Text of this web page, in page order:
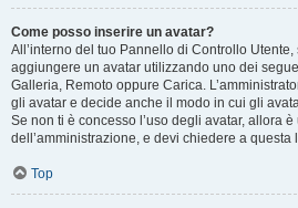
Come posso inserire un avatar?
All’interno del tuo Pannello di Controllo Utente,
aggiungere un avatar utilizzando uno dei
Galleria, Remoto oppure Carica.
gli avatar e decide anche il modo in cui gli
Se non ti è concesso l’uso degli avatar, allora
dell’amministrazione, e devi chiedere a questa
Top